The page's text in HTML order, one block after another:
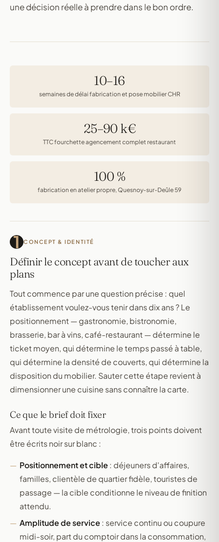
une décision réelle à prendre dans le bon ordre.
10–16
semaines de délai fabrication et pose mobilier CHR
25–90 k€
TTC fourchette agencement complet restaurant
100 %
fabrication en atelier propre, Quesnoy-sur-Deûle 59
1 CONCEPT & IDENTITÉ
Définir le concept avant de toucher aux
plans
Tout commence par une question précise : quel
établissement voulez-vous tenir dans dix ans ? Le
positionnement — gastronomie, bistronomie,
brasserie, bar à vins, café-restaurant — détermine le
ticket moyen, qui détermine le temps passé à table,
qui détermine la densité de couverts, qui détermine la
disposition du mobilier. Sauter cette étape revient à
dimensionner une cuisine sans connaître la carte.
Ce que le brief doit fixer
Avant toute visite de métrologie, trois points doivent
être écrits noir sur blanc :
Positionnement et cible : déjeuners d'affaires,
familles, clientèle de quartier fidèle, touristes de
passage — la cible conditionne le niveau de finition
attendu.
Amplitude de service : service continu ou coupure
midi-soir, part du comptoir dans la consommation,